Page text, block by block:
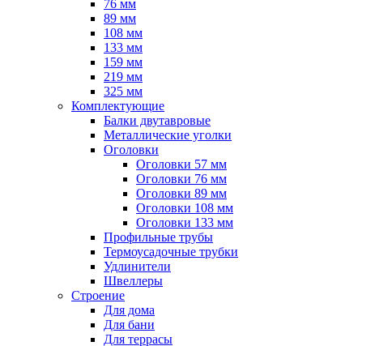
76 мм
89 мм
108 мм
133 мм
159 мм
219 мм
325 мм
Комплектующие
Балки двутавровые
Металлические уголки
Оголовки
Оголовки 57 мм
Оголовки 76 мм
Оголовки 89 мм
Оголовки 108 мм
Оголовки 133 мм
Профильные трубы
Термоусадочные трубки
Удлинители
Швеллеры
Строение
Для дома
Для бани
Для террасы